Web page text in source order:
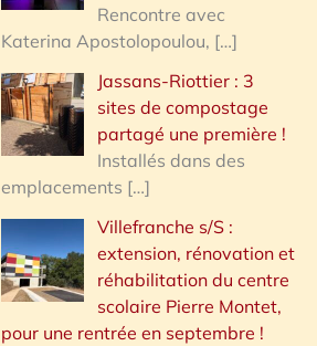
Rencontre avec
Katerina Apostolopoulou, […]
Jassans-Riottier : 3
sites de compostage
partagé une première !
Installés dans des
emplacements […]
Villefranche s/S :
extension, rénovation et
réhabilitation du centre
scolaire Pierre Montet,
pour une rentrée en septembre !